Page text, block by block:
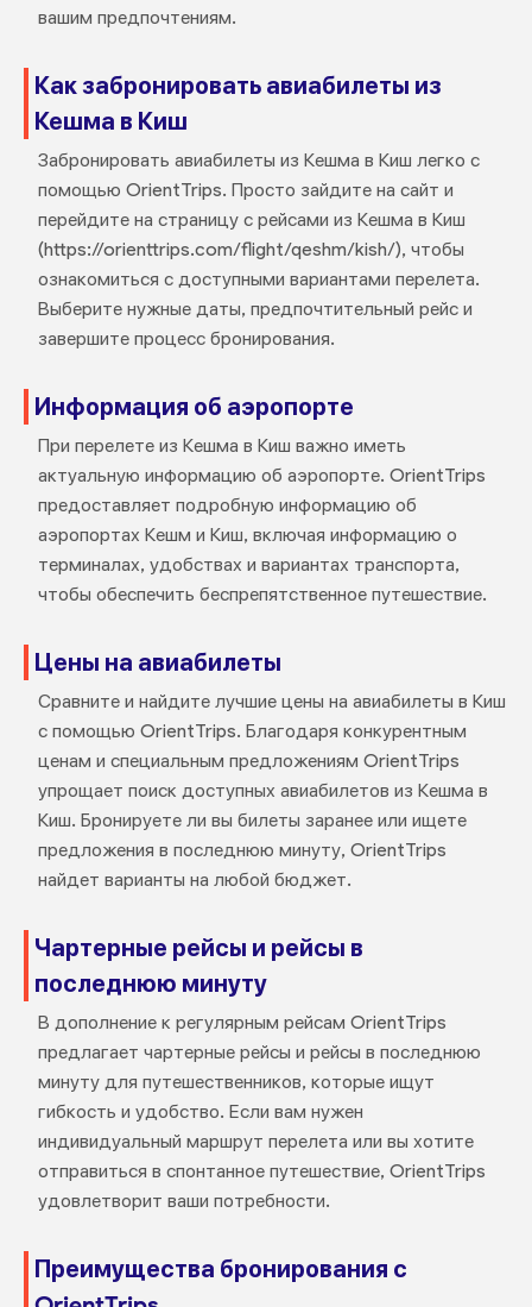
вашим предпочтениям.
Как забронировать авиабилеты из
Кешма в Киш
Забронировать авиабилеты из Кешма в Киш легко с
помощью OrientTrips. Просто зайдите на сайт и
перейдите на страницу с рейсами из Кешма в Киш
(https://orienttrips.com/flight/qeshm/kish/), чтобы
ознакомиться с доступными вариантами перелета.
Выберите нужные даты, предпочтительный рейс и
завершите процесс бронирования.
Информация об аэропорте
При перелете из Кешма в Киш важно иметь
актуальную информацию об аэропорте. OrientTrips
предоставляет подробную информацию об
аэропортах Кешм и Киш, включая информацию о
терминалах, удобствах и вариантах транспорта,
чтобы обеспечить беспрепятственное путешествие.
Цены на авиабилеты
Сравните и найдите лучшие цены на авиабилеты в Киш
с помощью OrientTrips. Благодаря конкурентным
ценам и специальным предложениям OrientTrips
упрощает поиск доступных авиабилетов из Кешма в
Киш. Бронируете ли вы билеты заранее или ищете
предложения в последнюю минуту, OrientTrips
найдет варианты на любой бюджет.
Чартерные рейсы и рейсы в
последнюю минуту
В дополнение к регулярным рейсам OrientTrips
предлагает чартерные рейсы и рейсы в последнюю
минуту для путешественников, которые ищут
гибкость и удобство. Если вам нужен
индивидуальный маршрут перелета или вы хотите
отправиться в спонтанное путешествие, OrientTrips
удовлетворит ваши потребности.
Преимущества бронирования с